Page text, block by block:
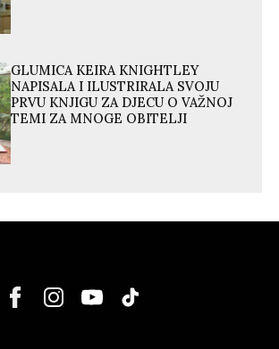
GLUMICA KEIRA KNIGHTLEY
NAPISALA I ILUSTRIRALA SVOJU
PRVU KNJIGU ZA DJECU O VAŽNOJ
TEMI ZA MNOGE OBITELJI